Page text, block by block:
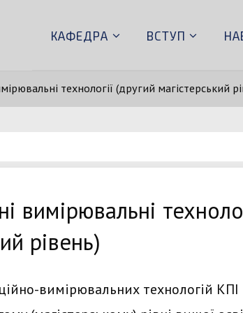
КАФЕДРА ВСТУП
технології (другий магістерський
вимірювальні
рівень)
вимірювальних технологій КПІ